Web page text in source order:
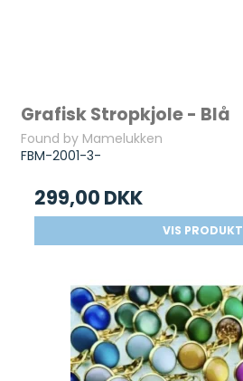
Grafisk Stropkjole - Blå
Found by Mamelukken
FBM-2001-3-
299,00 DKK
VIS PRODUKT